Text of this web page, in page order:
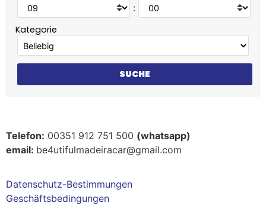
:
Kategorie
Telefon: 00351 912 751 500 (whatsapp)
email: be4utifulmadeiracar@gmail.com
Datenschutz-Bestimmungen
Geschäftsbedingungen